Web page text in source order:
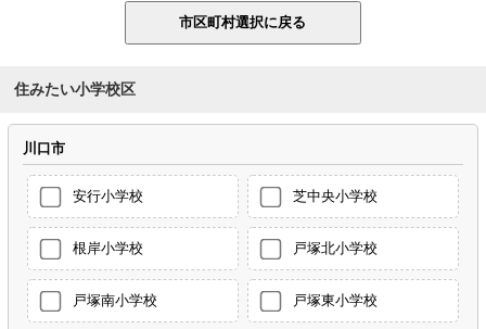
住みたい小学校区
川口市
安行小学校 芝中央小学校
根岸小学校 戸塚北小学校
戸塚南小学校 戸塚東小学校